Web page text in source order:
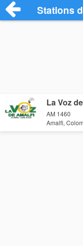
Stations
La Voz
AM 1460
Amalfi,